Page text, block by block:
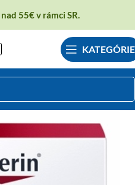
55€ v rámci SR.
KATEGÓRIE